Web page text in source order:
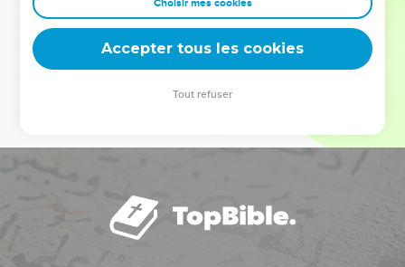
deviennent vos tremplins. Que vous guidiez un ministère, une
équipe, un groupe ou une famille, leur expérience est faite
Choisir mes cookies
Accepter tous les cookies
Tout refuser